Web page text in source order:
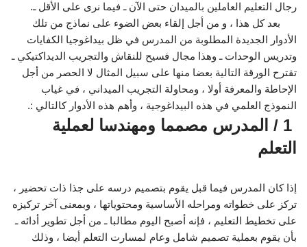
رجال التعليم العاملين بالميدان حتى الآن ـ فيما نرى على الأقل ـ.
بعد كل هذا ، و من أجل إلقاء بعض الضوء على نماذج من تلك
الأدوار الجديدة المطلوبة من المدرس في ظل بيداغوجيا الكفايات
وتدريس الوحدات ـ وهذا مجال فسيح للنقاش والتجريب الديداكتيكي ـ
تقترح الورقة التالية بعضا منها على سبيل المثال لا الحصر من أجل
الإحاطة والمعرفة أولا ، ومحاولة التجريب الميداني ، في غياب
النموذج العلمي في هذه البيداغوجية ، وأهم هذه الأدوار كالتالي :.
1 / المدرس مصمما ومهندسا لعملية
التعلم
إذا كان المدرس فيما قبل يقوم بتصميم درسه على جذا ذات تحضير ،
تركز على خطواته ومراحله الأساسية ومحتوياتها ، وبمعنى آخر تركيزه
على تخطيط التعليم ، فإنه أصبح اليوم مطالبا ـ من أجل تطوير أدائه ـ
بأن يقوم بعملية تصميم شامل وعام لمسارت التعلم أيضا ، وذلك